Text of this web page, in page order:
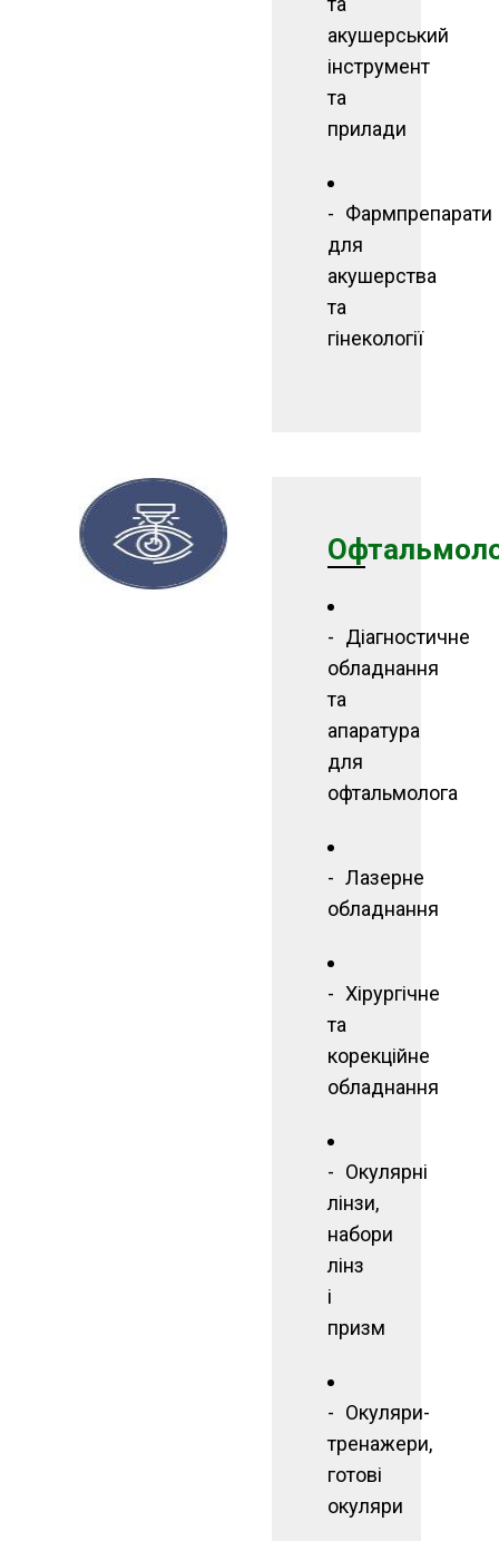
акушерський
інструмент
та
прилади
Фармпрепарати
для
акушерства
та
гінекології
Діагностичне
обладнання
та
апаратура
для
офтальмолога
Лазерне
обладнання
Хірургічне
та
корекційне
обладнання
Окулярні
лінзи,
набори
лінз
і
призм
Окуляри-
тренажери,
готові
окуляри